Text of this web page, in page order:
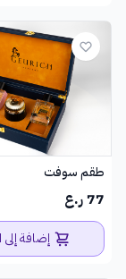
طقم سوفت
77 ر.ع
إضافة إلى